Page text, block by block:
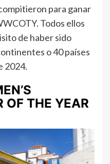
para ganar
Todos ellos
de haber sido
o 40 países
2024.
OF THE YEAR